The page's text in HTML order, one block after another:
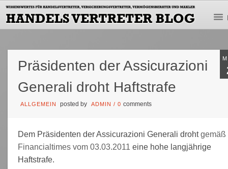
Präsidenten der Assicurazioni
Generali droht Haftstrafe
ALLGEMEIN posted by ADMIN /0comments
Dem Präsidenten der Assicurazioni Generali drohtgemäß
Financialtimes vom 03.03.2011 eine hohe langjährige
Haftstrafe.